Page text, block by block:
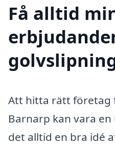
Få alltid
Att hitta rätt företag
Barnarp kan vara
det alltid en bra idé